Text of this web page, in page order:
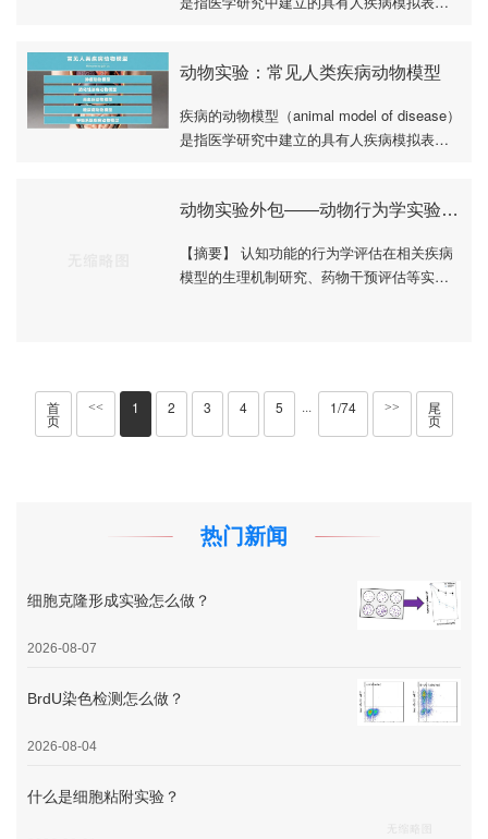
各种模···
动物实验：常见人类疾病动物模型
疾病的动物模型（animal model of disease）
是指医学研究中建立的具有人疾病模拟表现
各种模···
动物实验外包——动物行为学实验研究进展
【摘要】 认知功能的行为学评估在相关疾病
模型的生理机制研究、药物干预评估等实验
首
页
<< 1 2 3 4 5 ··· 1/74 >> 尾
页
热门新闻
细胞克隆形成实验怎么做？
2026-08-07
BrdU染色检测怎么做？
2026-08-04
什么是细胞粘附实验？